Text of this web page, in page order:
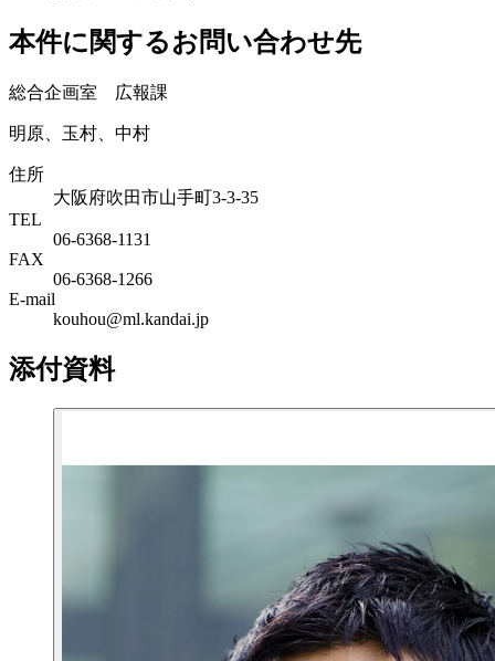
本件に関するお問い合わせ先
総合企画室 広報課
明原、玉村、中村
住所
大阪府吹田市山手町3-3-35
TEL
06-6368-1131
FAX
06-6368-1266
E-mail
kouhou@ml.kandai.jp
添付資料